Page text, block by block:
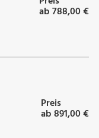
ab 788,00 €
Preis
ab 891,00 €